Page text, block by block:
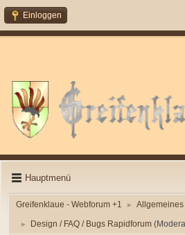
Einloggen
Hauptmenü
Greifenklaue - Webforum +1 ► Allgemeines
► Design / FAQ / Bugs Rapidforum